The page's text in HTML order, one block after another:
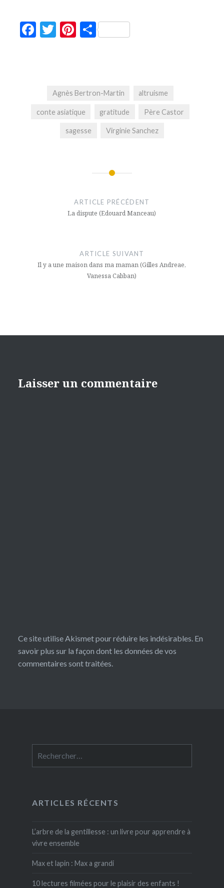
Facebook
Twitter
Pinterest
Partager
Agnès Bertron-Martin altruisme
conte asiatique gratitude Père Castor
sagesse Virginie Sanchez
ARTICLE PRÉCÉDENT
La dispute (Edouard Manceau)
ARTICLE SUIVANT
Il y a une maison dans ma maman (Gilles Andreae,
Vanessa Cabban)
Laisser un commentaire
Ce site utilise Akismet pour réduire les indésirables. En
savoir plus sur la façon dont les données de vos
commentaires sont traitées.
ARTICLES RÉCENTS
L’arbre de la gentillesse : un livre pour apprendre à
vivre ensemble
Max et lapin : Max a grandi
10 lectures filmées pour le plaisir des enfants !